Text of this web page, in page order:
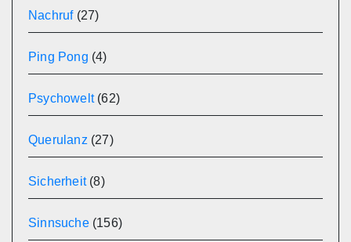
Nachruf(27)
Ping Pong (4)
Psychowelt(62)
Querulanz (27)
Sicherheit(8)
Sinnsuche(156)